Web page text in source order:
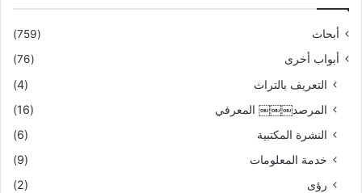
أبحاث
(759)
أبواب أخرى
(76)
التعريف بالتراث
(4)
المرصد￼￼￼ المعرفي
(16)
النشرة المكتبية
(6)
خدمة المعلومات
(9)
رؤى
(2)